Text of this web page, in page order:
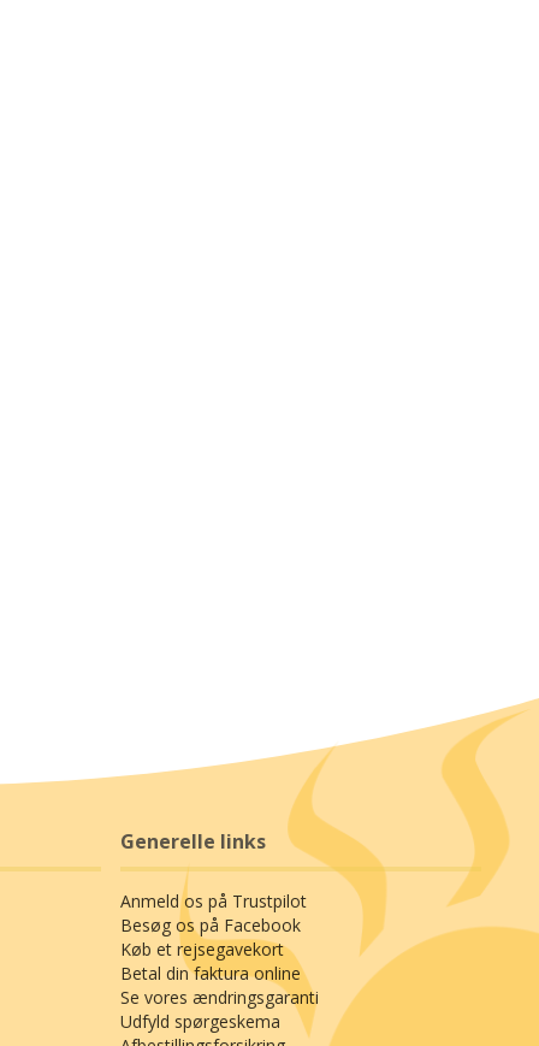
Generelle links
Anmeld os på Trustpilot
Besøg os på Facebook
Køb et rejsegavekort
Betal din faktura online
Se vores ændringsgaranti
Udfyld spørgeskema